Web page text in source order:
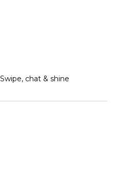
chat & shine